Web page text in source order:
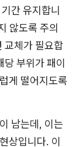
간 유지합니
않도록 주의
교체가 필요합
당 부위가 패이
게 떨어지도록
남는데, 이는
상입니다. 이